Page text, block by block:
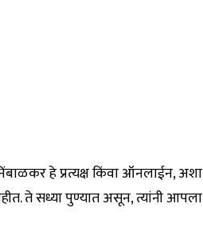
हे प्रत्यक्ष किंवा ऑनलाईन, अशा
ते सध्या पुण्यात असून, त्यांनी आपला